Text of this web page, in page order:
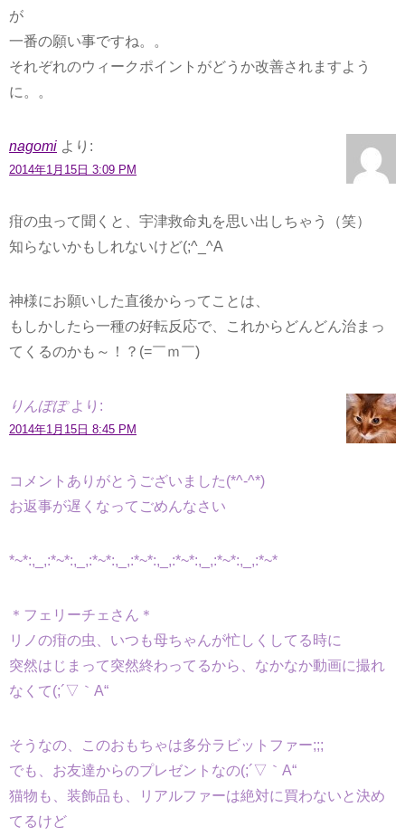
が
一番の願い事ですね。。
それぞれのウィークポイントがどうか改善されますよう
に。。
nagomi より:
2014年1月15日 3:09 PM
疳の虫って聞くと、宇津救命丸を思い出しちゃう（笑）
知らないかもしれないけど(;^_^A
神様にお願いした直後からってことは、
もしかしたら一種の好転反応で、これからどんどん治まっ
てくるのかも～！？(=￣ｍ￣)
りんぽぽ より:
2014年1月15日 8:45 PM
コメントありがとうございました(*^-^*)
お返事が遅くなってごめんなさい
*~*:,_,:*~*:,_,:*~*:,_,:*~*:,_,:*~*:,_,:*~*:,_,:*~*
＊フェリーチェさん＊
リノの疳の虫、いつも母ちゃんが忙しくしてる時に
突然はじまって突然終わってるから、なかなか動画に撮れ
なくて(;´▽｀A“
そうなの、このおもちゃは多分ラビットファー;;;
でも、お友達からのプレゼントなの(;´▽｀A“
猫物も、装飾品も、リアルファーは絶対に買わないと決め
てるけど